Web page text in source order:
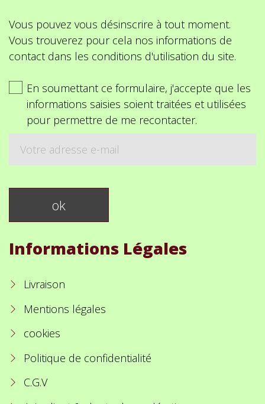
Vous pouvez vous désinscrire à tout moment.
Vous trouverez pour cela nos informations de
contact dans les conditions d'utilisation du site.
En soumettant ce formulaire, j'accepte que les
informations saisies soient traitées et utilisées
pour permettre de me recontacter.
Informations Légales
Livraison
Mentions légales
cookies
Politique de confidentialité
C.G.V